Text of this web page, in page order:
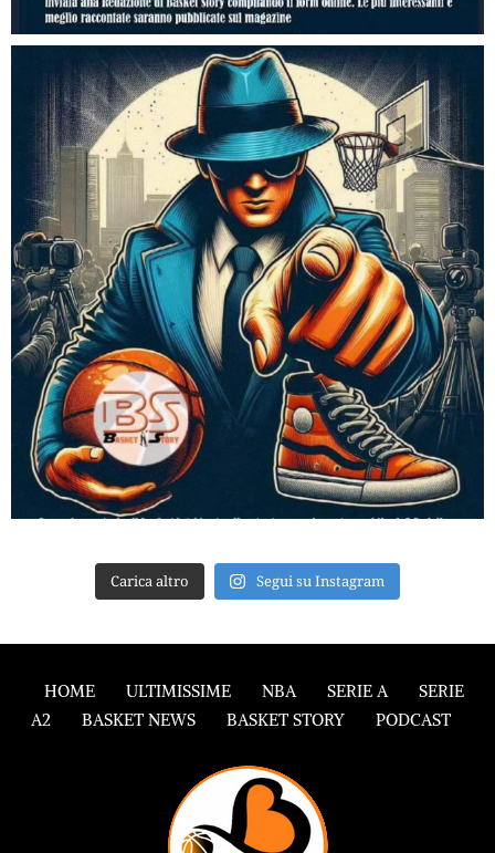
Carica altro Segui su Instagram
HOME ULTIMISSIME NBA SERIE A
SERIE
A2
BASKET NEWS BASKET STORY PODCAST